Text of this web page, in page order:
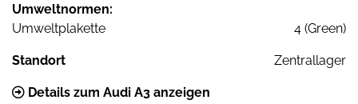
Umweltnormen:
Umweltplakette
4 (Green)
Standort Zentrallager
Details zum Audi A3 anzeigen